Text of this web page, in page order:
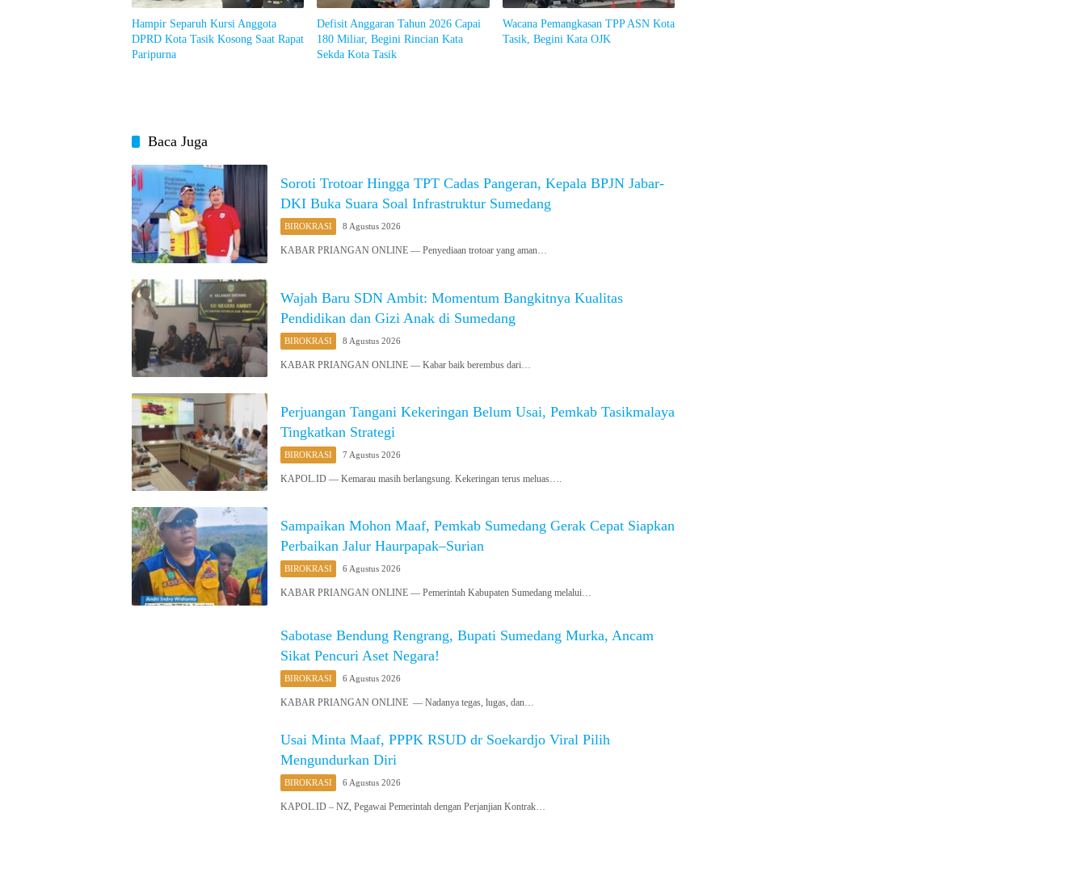
Hampir Separuh Kursi Anggota
DPRD Kota Tasik Kosong Saat Rapat
Paripurna
Defisit Anggaran Tahun 2026 Capai
180 Miliar, Begini Rincian Kata
Sekda Kota Tasik
Wacana Pemangkasan TPP ASN Kota
Tasik, Begini Kata OJK
Baca Juga
Soroti Trotoar Hingga TPT Cadas Pangeran, Kepala BPJN Jabar-
DKI Buka Suara Soal Infrastruktur Sumedang
BIROKRASI 8 Agustus 2026
KABAR PRIANGAN ONLINE — Penyediaan trotoar yang aman…
Wajah Baru SDN Ambit: Momentum Bangkitnya Kualitas
Pendidikan dan Gizi Anak di Sumedang
BIROKRASI 8 Agustus 2026
KABAR PRIANGAN ONLINE — Kabar baik berembus dari…
Perjuangan Tangani Kekeringan Belum Usai, Pemkab Tasikmalaya
Tingkatkan Strategi
BIROKRASI 7 Agustus 2026
KAPOL.ID — Kemarau masih berlangsung. Kekeringan terus meluas….
Sampaikan Mohon Maaf, Pemkab Sumedang Gerak Cepat Siapkan
Perbaikan Jalur Haurpapak–Surian
BIROKRASI 6 Agustus 2026
KABAR PRIANGAN ONLINE — Pemerintah Kabupaten Sumedang melalui…
Sabotase Bendung Rengrang, Bupati Sumedang Murka, Ancam
Sikat Pencuri Aset Negara!
BIROKRASI 6 Agustus 2026
KABAR PRIANGAN ONLINE — Nadanya tegas, lugas, dan…
Usai Minta Maaf, PPPK RSUD dr Soekardjo Viral Pilih
Mengundurkan Diri
BIROKRASI 6 Agustus 2026
KAPOL.ID – NZ, Pegawai Pemerintah dengan Perjanjian Kontrak…